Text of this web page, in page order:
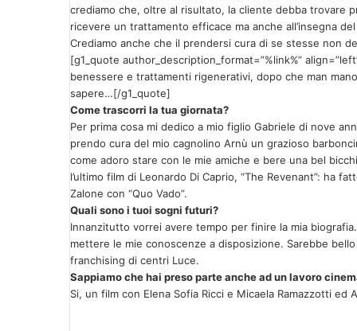
crediamo che, oltre al risultato, la cliente debba trovare
ricevere un trattamento efficace ma anche all’insegna
Crediamo anche che il prendersi cura di se stesse non
[g1_quote author_description_format=”%link%”
benessere e trattamenti rigenerativi, dopo che man
sapere…[/g1_quote]
Come trascorri la tua giornata?
Per prima cosa mi dedico a mio figlio Gabriele di nove
prendo cura del mio cagnolino Arnù un grazioso
come adoro stare con le mie amiche e bere una bel
l’ultimo film di Leonardo Di Caprio, “The Revenant”: ha
Zalone con “Quo Vado”.
Quali sono i tuoi sogni futuri?
Innanzitutto vorrei avere tempo per finire la mia
mettere le mie conoscenze a disposizione. Sarebbe
franchising di centri Luce.
Sappiamo che hai preso parte anche ad un lavoro
Si, un film con Elena Sofia Ricci e Micaela Ramazzotti ed